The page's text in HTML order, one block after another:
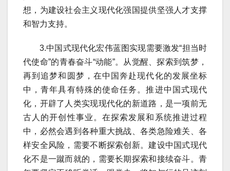
想，为建设社会主义现代化强国提供坚强人才支撑
和智力支持。
3.中国式现代化宏伟蓝图实现需要激发“担当时
代使命”的青春奋斗“动能”。从觉醒、探索到筑梦，
再到追梦和圆梦，在中国奔赴现代化的发展坐标
中，青年具有特殊的使命任务。推进中国式现代
化，开辟了人类实现现代化的新道路，是一项前无
古人的开创性事业。在探索发展和系统推进过程
中，必然会遇到各种重大挑战、各类急险难关、各
样安全风险，需要不断探索创新。建设中国式现代
化不是一蹴而就的，需要长期探索和接续奋斗。青